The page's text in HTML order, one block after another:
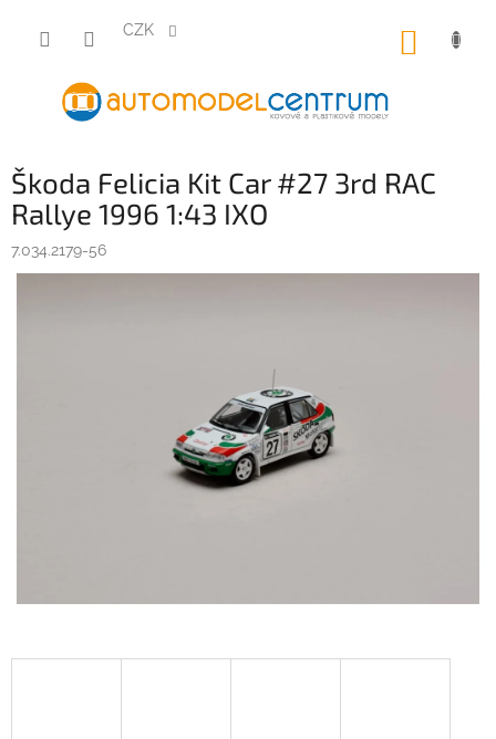
obsah
CZK
Škoda Felicia Kit Car #27 3rd RAC
Rallye 1996 1:43 IXO
7.034.2179-56